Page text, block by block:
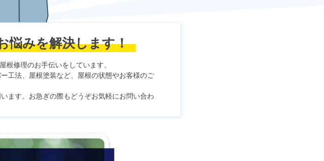
悩みを解決します！
修理のお手伝いをしています。
工法、屋根塗装など、屋根の状態やお客様のご
ます。お急ぎの際もどうぞお気軽にお問い合わ